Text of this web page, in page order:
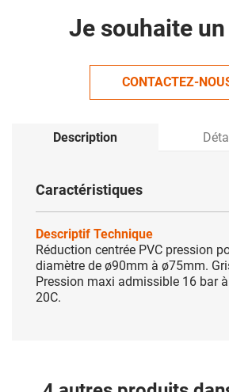
Je souhaite
CONTACTEZ-
Description
Caractéristiques
Descriptif Technique
Réduction centrée PVC pression
diamètre de ø90mm à ø75mm.
Pression maxi admissible 16 bar
20C.